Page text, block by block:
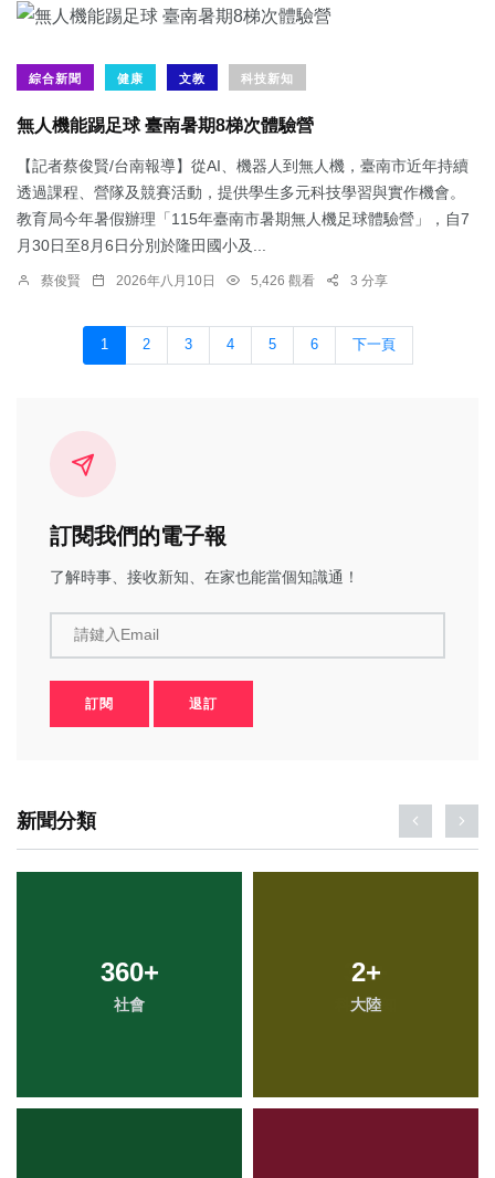
綜合新聞 健康 文教 科技新知
無人機能踢足球 臺南暑期8梯次體驗營
【記者蔡俊賢/台南報導】從AI、機器人到無人機，臺南市近年持續
透過課程、營隊及競賽活動，提供學生多元科技學習與實作機會。
教育局今年暑假辦理「115年臺南市暑期無人機足球體驗營」，自7
月30日至8月6日分別於隆田國小及...
蔡俊賢 2026年八月10日 5,426 觀看 3 分享
1 2 3 4 5 6 下一頁
訂閱我們的電子報
了解時事、接收新知、在家也能當個知識通！
請鍵入Email
訂閱 退訂
新聞分類
360+
社會
2+
大陸